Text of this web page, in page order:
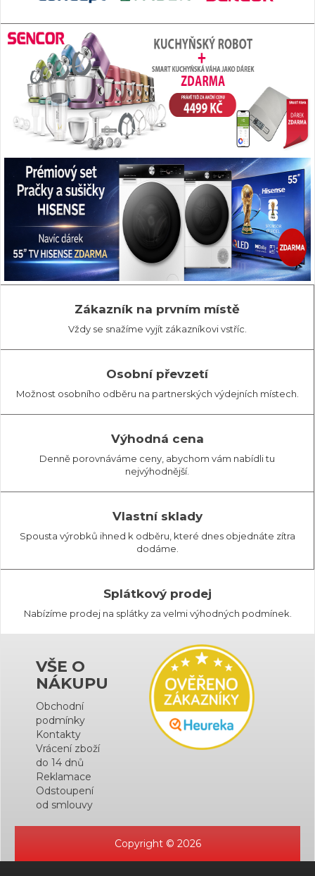
Zákazník na prvním místě
Vždy se snažíme vyjít zákazníkovi vstříc.
Osobní převzetí
Možnost osobního odběru na partnerských výdejních místech.
Výhodná cena
Denně porovnáváme ceny, abychom vám nabídli tu
nejvýhodnější.
Vlastní sklady
Spousta výrobků ihned k odběru, které dnes objednáte zítra
dodáme.
Splátkový prodej
Nabízíme prodej na splátky za velmi výhodných podmínek.
VŠE O
NÁKUPU
Obchodní
podmínky
Kontakty
Vrácení zboží
do 14 dnů
Reklamace
Odstoupení
od smlouvy
Copyright © 2026